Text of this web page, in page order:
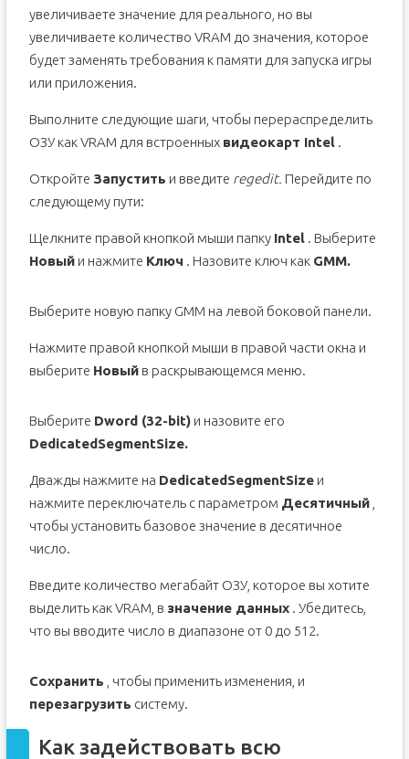
увеличиваете значение для реального, но вы
увеличиваете количество VRAM до значения, которое
будет заменять требования к памяти для запуска игры
или приложения.
Выполните следующие шаги, чтобы перераспределить
ОЗУ как VRAM для встроенных видеокарт Intel.
Откройте Запустить и введите regedit. Перейдите по
следующему пути:
Щелкните правой кнопкой мыши папку Intel. Выберите
Новыйи нажмите Ключ . Назовите ключ как GMM.
Выберите новую папку GMM на левой боковой панели.
Нажмите правой кнопкой мыши в правой части окна и
выберите Новыйв раскрывающемся меню.
Выберите Dword (32-bit)и назовите его
DedicatedSegmentSize.
Дважды нажмите на DedicatedSegmentSizeи
нажмите переключатель с параметром Десятичный,
чтобы установить базовое значение в десятичное
число.
Введите количество мегабайт ОЗУ, которое вы хотите
выделить как VRAM, в значение данных. Убедитесь,
что вы вводите число в диапазоне от 0 до 512.
Сохранить , чтобы применить изменения, и
перезагрузить систему.
Как задействовать всю